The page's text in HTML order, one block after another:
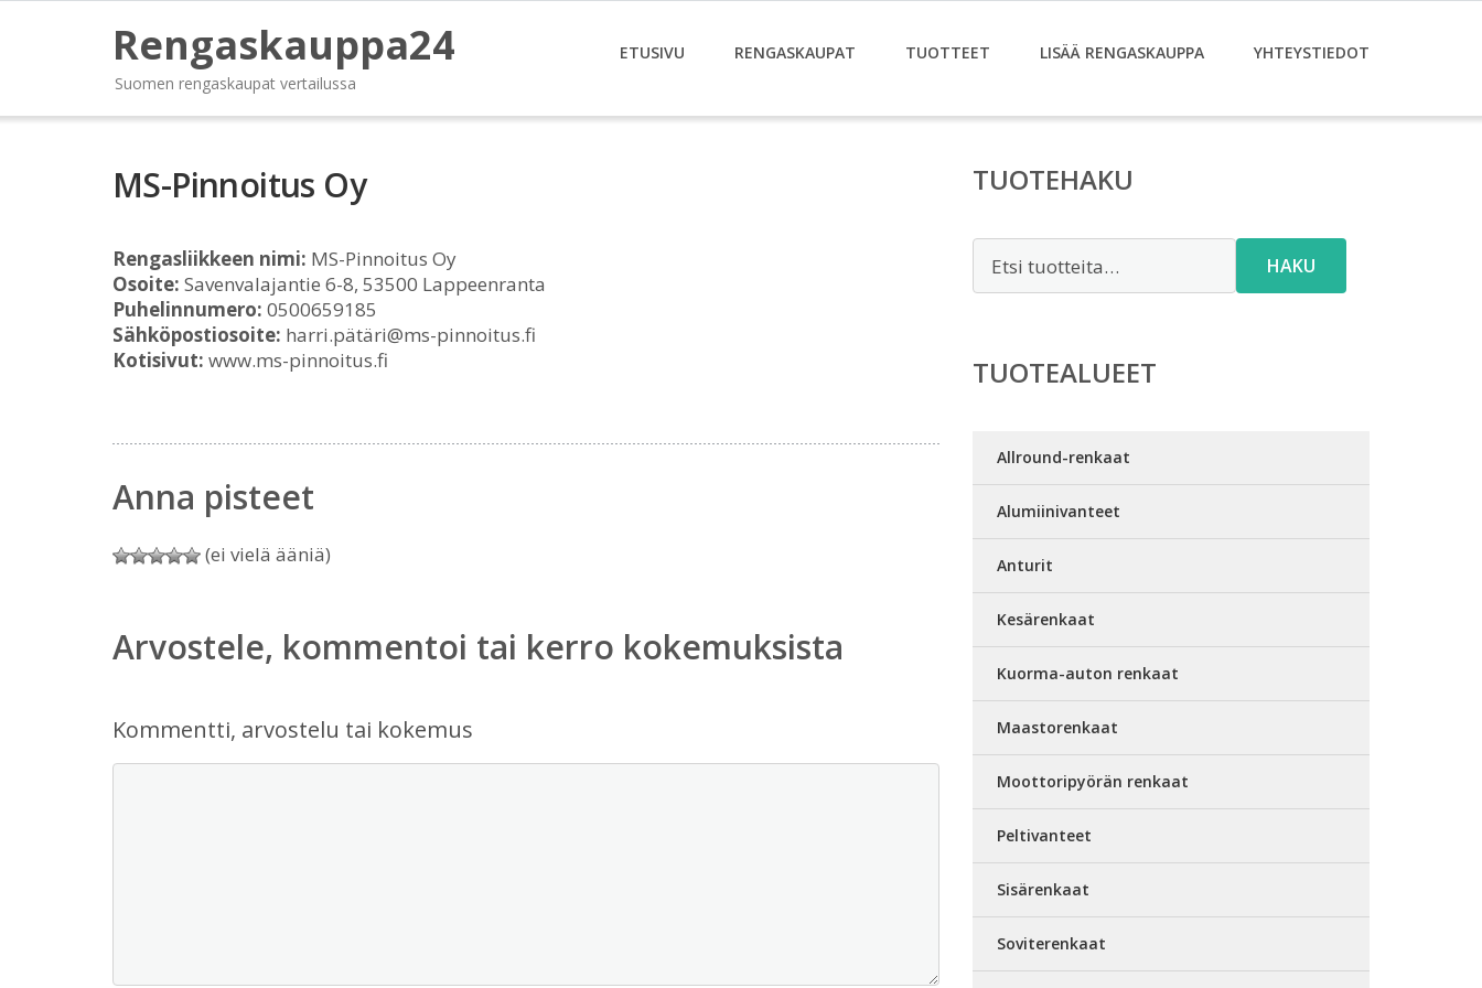
Rengaskauppa24
Suomen rengaskaupat vertailussa
ETUSIVU RENGASKAUPAT TUOTTEET LISÄÄ RENGASKAUPPA YHTEYSTIEDOT
MS-Pinnoitus Oy
Rengasliikkeen nimi: MS-Pinnoitus Oy
Osoite: Savenvalajantie 6-8, 53500 Lappeenranta
Puhelinnumero: 0500659185
Sähköpostiosoite: harri.pätäri@ms-pinnoitus.fi
Kotisivut: www.ms-pinnoitus.fi
Anna pisteet
(ei vielä ääniä)
Arvostele, kommentoi tai kerro kokemuksista
Kommentti, arvostelu tai kokemus
TUOTEHAKU
HAKU
TUOTEALUEET
Allround-renkaat
Alumiinivanteet
Anturit
Kesärenkaat
Kuorma-auton renkaat
Maastorenkaat
Moottoripyörän renkaat
Peltivanteet
Sisärenkaat
Soviterenkaat